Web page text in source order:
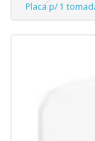
Placa p/ 1